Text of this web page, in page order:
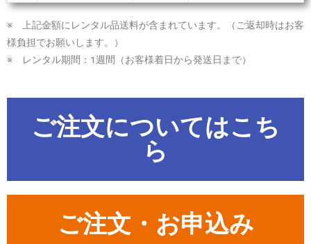
※ 上記金額にレンタル品送料が含まれています。（ご返却時はお客
様負担でお願いします。）
※ レンタル期間：1週間（お客様着日から発送日まで）
ご注文についてはこち
ら
ご注文・お申込み